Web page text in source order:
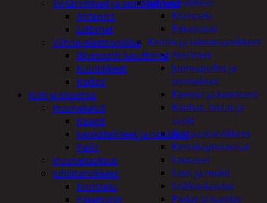
Koristelu
Paketointi
Keittiö ja taloustarvikkeet
Aterimet
Juomapullot ja
termokset
Kannut ja kanisterit
Kauhat, lastat ja
sudit
Kattaustarvikkeet
Kertakäyttöastiat
Lautaset
Lasit ja mukit
Leikkuulaudat
Padat ja kattilat
Tv-tarvikkeet ja seinätelineet
Antennit
Liittimet
Viihde-elektroniikka
Bluetooth kaiuttimet
Kuulokkeet
Radiot
Koti ja sisustus
Huonekalut
Kaapit
Kenkätelineet ja naulakot
Peilit
Huonetuoksut
Juhlatarvikkeet
Koristelu
Paketointi